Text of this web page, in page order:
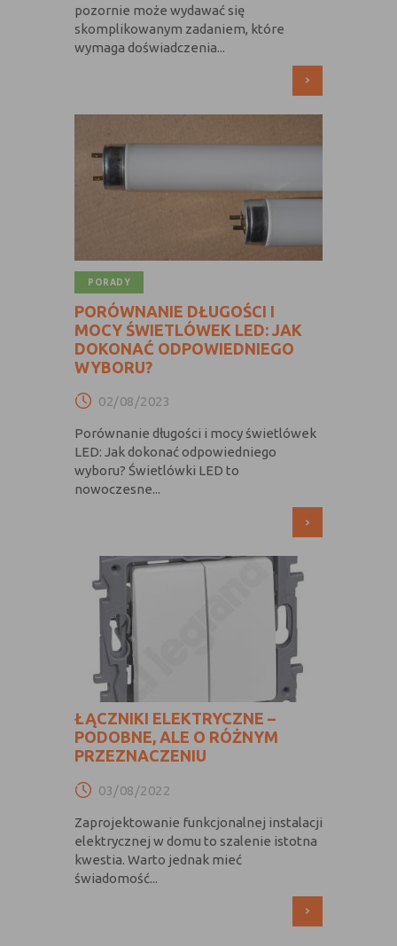
pozornie może wydawać się
skomplikowanym zadaniem, które
wymaga doświadczenia...
›
PORADY
PORÓWNANIE DŁUGOŚCI I
MOCY ŚWIETLÓWEK LED: JAK
DOKONAĆ ODPOWIEDNIEGO
WYBORU?
02/08/2023
Porównanie długości i mocy świetlówek
LED: Jak dokonać odpowiedniego
wyboru? Świetlówki LED to
nowoczesne...
›
ŁĄCZNIKI ELEKTRYCZNE –
PODOBNE, ALE O RÓŻNYM
PRZEZNACZENIU
03/08/2022
Zaprojektowanie funkcjonalnej instalacji
elektrycznej w domu to szalenie istotna
kwestia. Warto jednak mieć
świadomość...
›